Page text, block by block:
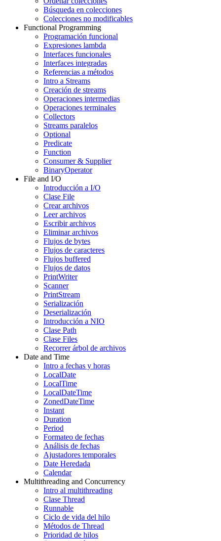
Búsqueda en colecciones
Colecciones no modificables
Functional Programming
Programación funcional
Expresiones lambda
Interfaces funcionales
Interfaces integradas
Referencias a métodos
Intro a Streams
Creación de streams
Operaciones intermedias
Operaciones terminales
Collectors
Streams paralelos
Optional
Predicate
Function
Consumer & Supplier
BinaryOperator
File and I/O
Introducción a I/O
Clase File
Crear archivos
Leer archivos
Escribir archivos
Eliminar archivos
Flujos de bytes
Flujos de caracteres
Flujos buffered
Flujos de datos
PrintWriter
Scanner
PrintStream
Serialización
Deserialización
Introducción a NIO
Clase Path
Clase Files
Recorrer árbol de archivos
Date and Time
Intro a fechas y horas
LocalDate
LocalTime
LocalDateTime
ZonedDateTime
Instant
Duration
Period
Formateo de fechas
Análisis de fechas
Ajustadores temporales
Date Heredada
Calendar
Multithreading and Concurrency
Intro al multithreading
Clase Thread
Runnable
Ciclo de vida del hilo
Métodos de Thread
Prioridad de hilos